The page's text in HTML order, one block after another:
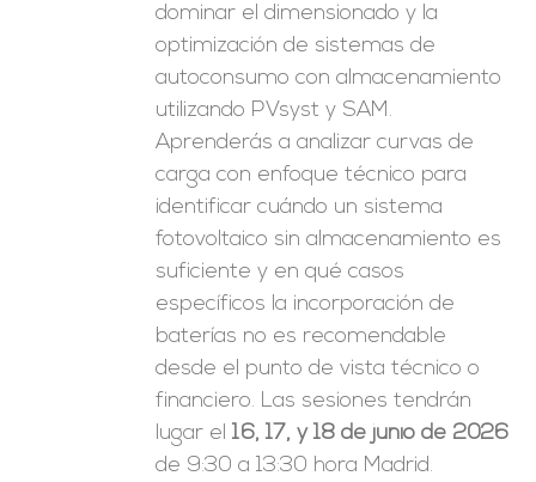
dominar el dimensionado y la
optimización de sistemas de
autoconsumo con almacenamiento
utilizando PVsyst y SAM.
Aprenderás a analizar curvas de
carga con enfoque técnico para
identificar cuándo un sistema
fotovoltaico sin almacenamiento es
suficiente y en qué casos
específicos la incorporación de
baterías no es recomendable
desde el punto de vista técnico o
financiero. Las sesiones tendrán
lugar el16, 17, y 18 de junio de 2026
de 9:30 a 13:30 hora Madrid.